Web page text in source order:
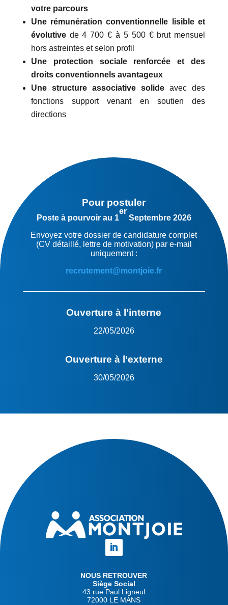
votre parcours
Une rémunération conventionnelle lisible et
évolutive de 4 700 € à 5 500 € brut mensuel
hors astreintes et selon profil
Une protection sociale renforcée et des
droits conventionnels avantageux
Une structure associative solide avec des
fonctions support venant en soutien des
directions
Pour postuler
Poste à pourvoir au 1
er
Septembre 2026
Envoyez votre dossier de candidature complet
(CV détaillé, lettre de motivation) par e-mail
uniquement :
recrutement@montjoie.fr
Ouverture à l’interne
22/05/2026
Ouverture à l’externe
30/05/2026
NOUS RETROUVER
Siège Social
43 rue Paul Ligneul
72000 LE MANS